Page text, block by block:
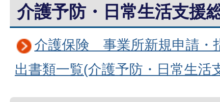
介護予防・日常生活支援
介護保険 事業所新規申請・
出書類一覧(介護予防・日常生活